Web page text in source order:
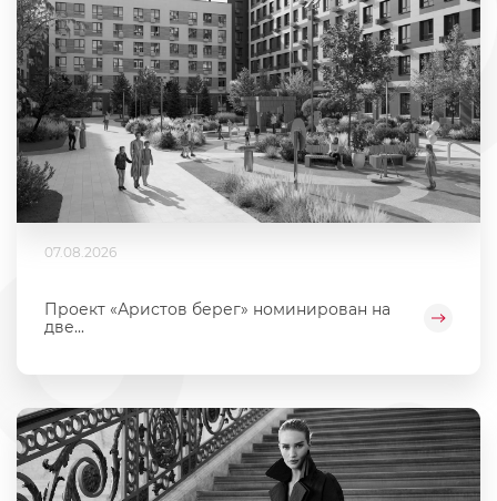
07.08.2026
Проект «Аристов берег» номинирован на
две...